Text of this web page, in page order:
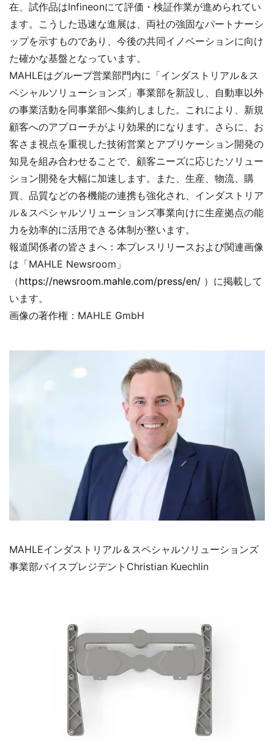
在、試作品はInfineonにて評価・検証作業が進められてい
ます。こうした迅速な進展は、両社の強固なパートナーシ
ップを示すものであり、今後の共同イノベーションに向け
た確かな基盤となっています。
MAHLEはグループ営業部門内に「インダストリアル＆ス
ペシャルソリューションズ」事業部を新設し、自動車以外
の事業活動を同事業部へ集約しました。これにより、新規
顧客へのアプローチがより効果的になります。さらに、お
客さま視点を重視した技術営業とアプリケーション開発の
知見を組み合わせることで、顧客ニーズに応じたソリュー
ション開発を大幅に加速します。また、生産、物流、購
買、品質などの各機能の連携も強化され、インダストリア
ル＆スペシャルソリューションズ事業向けに生産拠点の能
力を効率的に活用できる体制が整います。
報道関係者の皆さまへ：本プレスリリースおよび関連画像
は「MAHLE Newsroom」
（https://newsroom.mahle.com/press/en/ ）に掲載して
います。
画像の著作権：MAHLE GmbH
MAHLEインダストリアル＆スペシャルソリューションズ
事業部バイスプレジデントChristian Kuechlin